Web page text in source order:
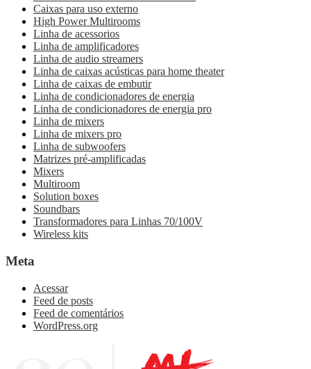
Caixas para uso externo
High Power Multirooms
Linha de acessorios
Linha de amplificadores
Linha de audio streamers
Linha de caixas acústicas para home theater
Linha de caixas de embutir
Linha de condicionadores de energia
Linha de condicionadores de energia pro
Linha de mixers
Linha de mixers pro
Linha de subwoofers
Matrizes pré-amplificadas
Mixers
Multiroom
Solution boxes
Soundbars
Transformadores para Linhas 70/100V
Wireless kits
Meta
Acessar
Feed de posts
Feed de comentários
WordPress.org